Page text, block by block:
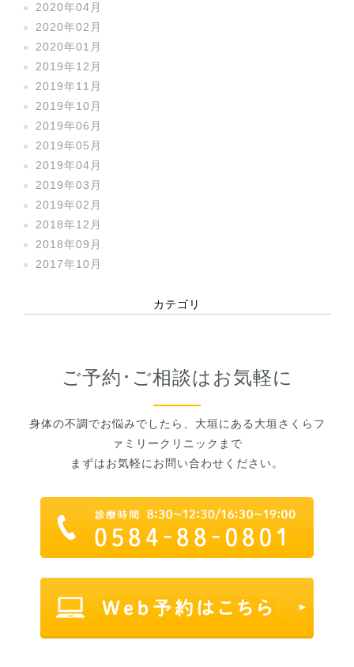
2020年04月
2020年02月
2020年01月
2019年12月
2019年11月
2019年10月
2019年06月
2019年05月
2019年04月
2019年03月
2019年02月
2018年12月
2018年09月
2017年10月
カテゴリ
ご予約･ご相談はお気軽に
身体の不調でお悩みでしたら、大垣にある大垣さくらフ
ァミリークリニックまで
まずはお気軽にお問い合わせください。